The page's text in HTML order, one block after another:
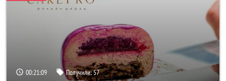
00:21:06 Получили:57